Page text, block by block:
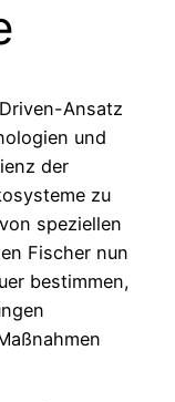
Ansatz
und
der
zu
speziellen
Fischer nun
bestimmen,